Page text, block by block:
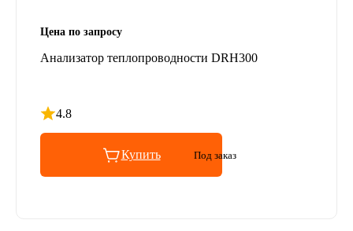
Цена по запросу
Анализатор теплопроводности DRH300
4.8
Рейтинг 4.8 из 5
Купить Под заказ